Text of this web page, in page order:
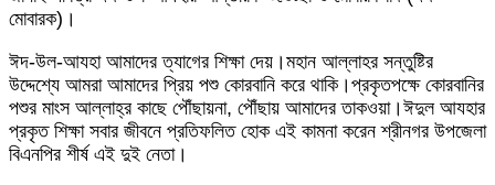
মোবারক)।
ঈদ-উল-আযহা আমাদের ত্যাগের শিক্ষা দেয়।মহান আল্লাহর সন্তুষ্টির
উদ্দেশ্যে আমরা আমাদের প্রিয় পশু কোরবানি করে থাকি।প্রকৃতপক্ষে কোরবানির
পশুর মাংস আল্লাহ্‌র কাছে পৌঁছায়না, পৌঁছায় আমাদের তাকওয়া।ঈদুল আযহার
প্রকৃত শিক্ষা সবার জীবনে প্রতিফলিত হোক এই কামনা করেন শ্রীনগর উপজেলা
বিএনপির শীর্ষ এই দুই নেতা।